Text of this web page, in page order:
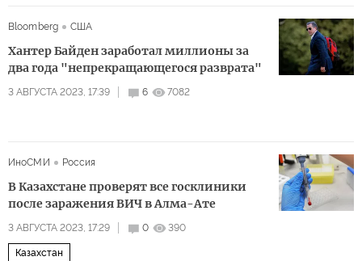
Bloomberg США
Хантер Байден заработал миллионы за
два года "непрекращающегося разврата"
3 АВГУСТА 2023, 17:39 6 7082
ИноСМИ Россия
В Казахстане проверят все госклиники
после заражения ВИЧ в Алма-Ате
3 АВГУСТА 2023, 17:29 0 390
Казахстан